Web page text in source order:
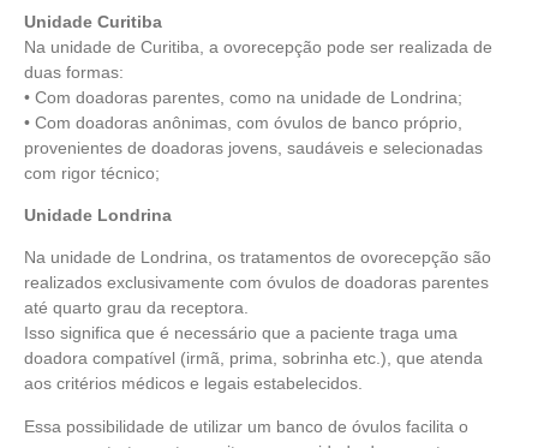
Unidade Curitiba
Na unidade de Curitiba, a ovorecepção pode ser realizada de
duas formas:
• Com doadoras parentes, como na unidade de Londrina;
• Com doadoras anônimas, com óvulos de banco próprio,
provenientes de doadoras jovens, saudáveis e selecionadas
com rigor técnico;
Unidade Londrina
Na unidade de Londrina, os tratamentos de ovorecepção são
realizados exclusivamente com óvulos de doadoras parentes
até quarto grau da receptora.
Isso significa que é necessário que a paciente traga uma
doadora compatível (irmã, prima, sobrinha etc.), que atenda
aos critérios médicos e legais estabelecidos.
Essa possibilidade de utilizar um banco de óvulos facilita o